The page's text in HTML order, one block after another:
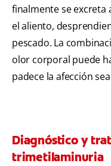
finalmente se excreta
el aliento,
pescado. La
olor corporal puede
padece la afección
Diagnóstico y
trimetilaminuria